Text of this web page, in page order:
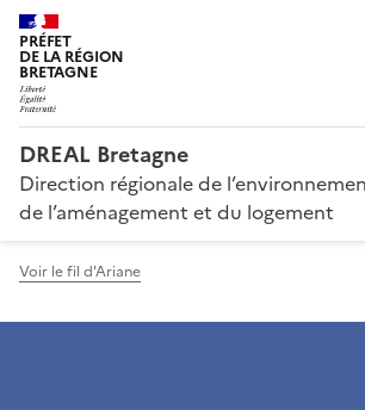
PRÉFET
DE LA RÉGION
BRETAGNE
DREAL Bretagne
Direction régionale de
de l’aménagement et du logement
Voir le fil d'Ariane